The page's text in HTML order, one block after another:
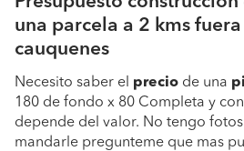
una parcela a 2 kms
cauquenes
Necesito saber el precio de una
180 de fondo x 80 Completa y
depende del valor. No tengo
mandarle pregunteme que mas